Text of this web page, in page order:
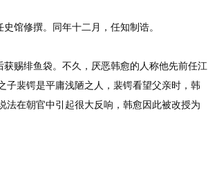
修撰。同年十二月，任知制诰。
赐绯鱼袋。不久，厌恶韩愈的人称他先前任江
子裴锷是平庸浅陋之人，裴锷看望父亲时，韩
法在朝官中引起很大反响，韩愈因此被改授为